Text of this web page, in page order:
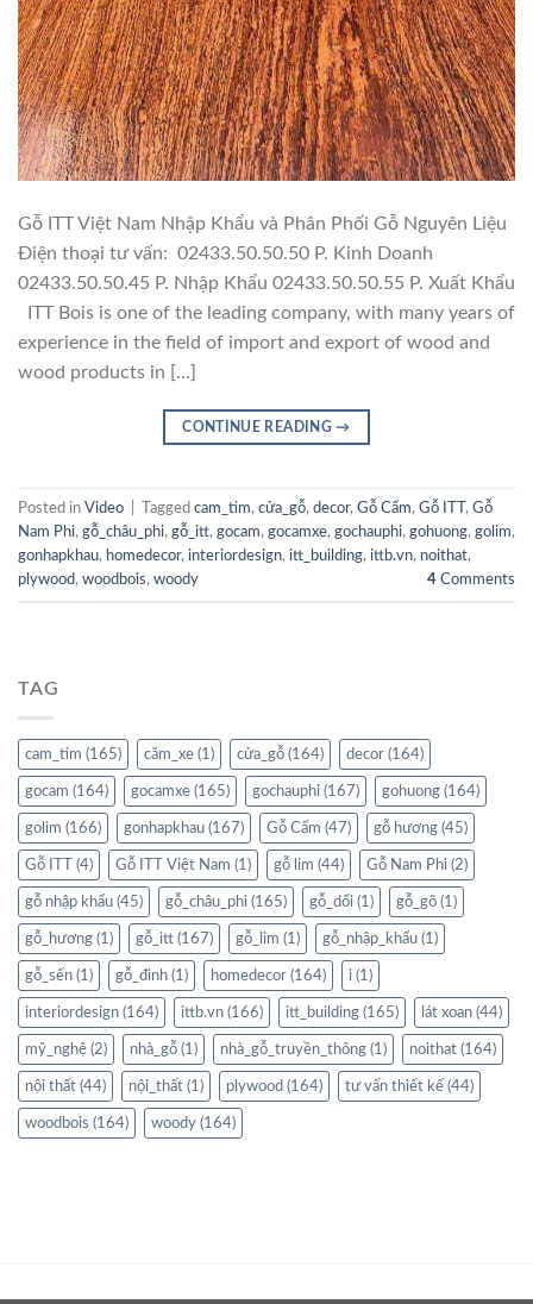
Gỗ ITT Việt Nam Nhập Khẩu và Phân Phối Gỗ Nguyên Liệu
Điện thoại tư vấn: 02433.50.50.50 P. Kinh Doanh
02433.50.50.45 P. Nhập Khẩu 02433.50.50.55 P. Xuất Khẩu
ITT Bois is one of the leading company, with many years of
experience in the field of import and export of wood and
wood products in […]
CONTINUE READING→
Posted in Video Tagged cam_tim, cửa_gỗ, decor, Gỗ Cẩm, Gỗ ITT , Gỗ
Nam Phi, gỗ_châu_phi, gỗ_itt, gocam, gocamxe, gochauphi, gohuong, golim,
gonhapkhau, homedecor, interiordesign, itt_building, ittb.vn, noithat,
plywood, woodbois, woody 4 Comments
TAG
cam_tim (165) căm_xe (1) cửa_gỗ (164) decor (164)
gocam (164) gocamxe (165) gochauphi (167) gohuong (164)
golim (166) gonhapkhau (167) Gỗ Cẩm (47) gỗ hương (45)
Gỗ ITT (4) Gỗ ITT Việt Nam (1) gỗ lim (44) Gỗ Nam Phi (2)
gỗ nhập khẩu (45) gỗ_châu_phi (165) gỗ_dổi (1) gỗ_gõ (1)
gỗ_hương (1) gỗ_itt (167) gỗ_lim (1) gỗ_nhập_khẩu (1)
gỗ_sến (1) gỗ_đinh (1) homedecor (164) i (1)
interiordesign (164) ittb.vn (166) itt_building (165) lát xoan (44)
mỹ_nghệ (2) nhà_gỗ (1) nhà_gỗ_truyền_thông (1) noithat (164)
nội thất (44) nội_thất (1) plywood (164) tư vấn thiết kế (44)
woodbois (164) woody (164)